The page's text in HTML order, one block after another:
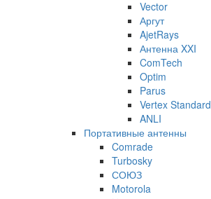
Vector
Аргут
AjetRays
Антенна XXI
ComTech
Optim
Parus
Vertex Standard
ANLI
Портативные антенны
Comrade
Turbosky
СОЮЗ
Motorola